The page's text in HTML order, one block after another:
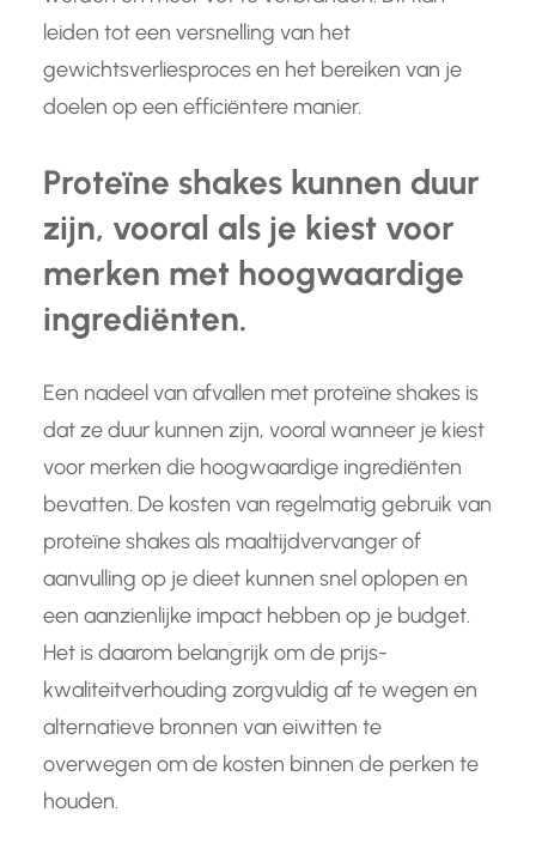
leiden tot een versnelling van het
gewichtsverliesproces en het bereiken van je
doelen op een efficiëntere manier.
Proteïne shakes kunnen duur
zijn, vooral als je kiest voor
merken met hoogwaardige
ingrediënten.
Een nadeel van afvallen met proteïne shakes is
dat ze duur kunnen zijn, vooral wanneer je kiest
voor merken die hoogwaardige ingrediënten
bevatten. De kosten van regelmatig gebruik van
proteïne shakes als maaltijdvervanger of
aanvulling op je dieet kunnen snel oplopen en
een aanzienlijke impact hebben op je budget.
Het is daarom belangrijk om de prijs-
kwaliteitverhouding zorgvuldig af te wegen en
alternatieve bronnen van eiwitten te
overwegen om de kosten binnen de perken te
houden.